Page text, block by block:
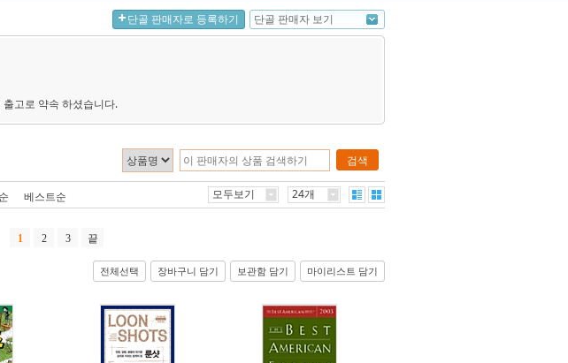
단골 판매자로 등록하기 단골 판매자 보기
출고로 약속 하셨습니다.
검색
베스트순 모두보기 24개
1 2 3 끝
전체선택 장바구니 담기 보관함 담기 마이리스트 담기